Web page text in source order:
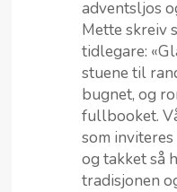
adventsljos
Mette skreiv
tidlegare:
stuene til
bugnet, og
fullbooket.
som
og takket så
tradisjonen